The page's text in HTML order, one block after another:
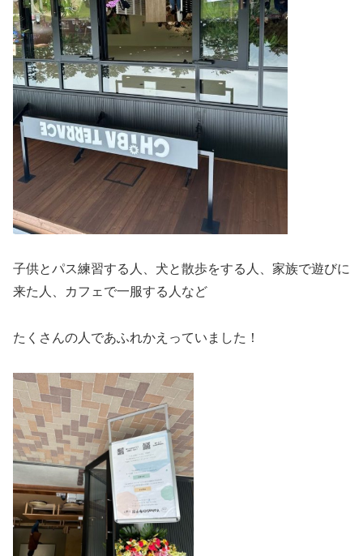
子供とパス練習する人、犬と散歩をする人、家族で遊びに
来た人、カフェで一服する人など
たくさんの人であふれかえっていました！